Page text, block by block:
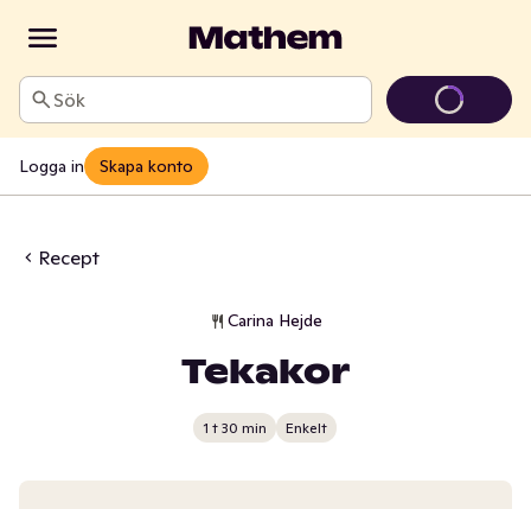
Sök
Logga in Skapa konto
Recept
Carina Hejde
Tekakor
1 t 30 min Enkelt